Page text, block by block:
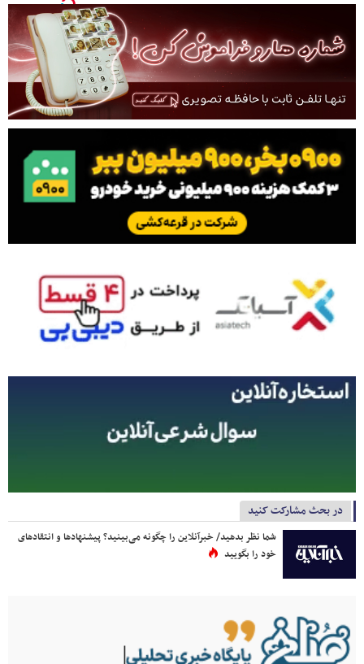
در بحث مشارکت کنید
شما نظر بدهید/ خبرآنلاین را چگونه می‌بینید؟ پیشنهادها و انتقادهای
خود را بگویید